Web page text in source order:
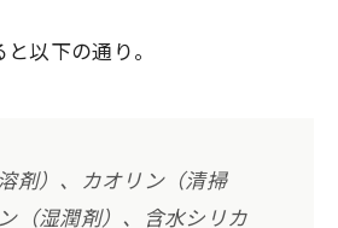
以下の通り。
剤）、カオリン（清掃
（湿潤剤）、含水シリカ